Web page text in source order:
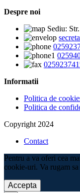
Despre noi
Sediu:
Informatii
Politica de
Politica de
Copyright 2024
Contact
Pentru a va oferi cea
cookie-uri. Va rugam sa
Accepta